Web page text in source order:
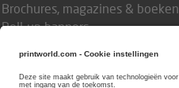
Brochures, magazines & boeken
Roll-up banners
Briefpapier
Producten met steunkleur